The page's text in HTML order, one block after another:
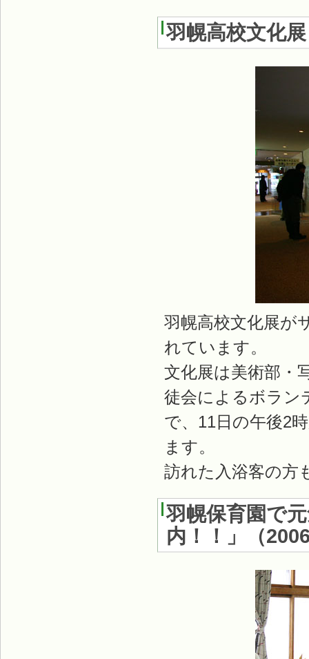
羽幌高校文化展
羽幌高校文化展が
れています。
文化展は美術部・
徒会によるボラン
で、11日の午後2
ます。
訪れた入浴客の方
羽幌保育園で
内！！」
（